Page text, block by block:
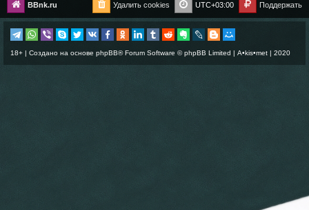
BBnk.ru Поддержать
UTC+03:00
Удалить cookies
18+ | Создано на основе phpBB® Forum Software © phpBB Limited | A•kis•met | 2020